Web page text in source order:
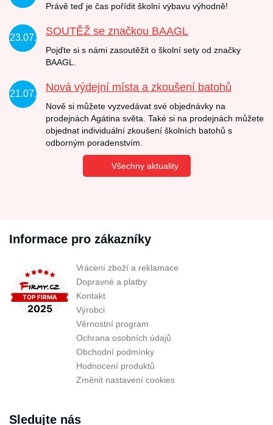
Právě teď je čas pořídit školní výbavu výhodně!
23.07.
SOUTĚŽ se značkou BAAGL
Pojďte si s námi zasoutěžit o školní sety od značky
BAAGL.
21.07.
Nová výdejní místa a zkoušení batohů
Nově si můžete vyzvedávat své objednávky na
prodejnách Agátina světa. Také si na prodejnách můžete
objednat individuální zkoušení školních batohů s
odborným poradenstvím.
Všechny aktuality
Informace pro zákazníky
Vrácení zboží a reklamace
Dopravné a platby
Kontakt
Výrobci
Věrnostní program
Ochrana osobních údajů
Obchodní podmínky
Hodnocení produktů
Změnit nastavení cookies
Sledujte nás